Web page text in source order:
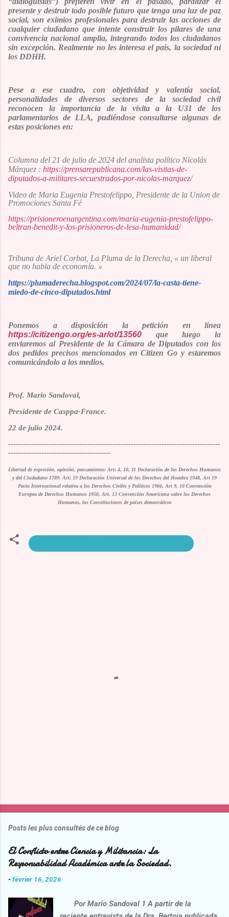
presente y destruir todo posible futuro que tenga una luz de paz
social, son eximios profesionales para destruir las acciones de
cualquier ciudadano que intente construir los pilares de una
convivencia nacional amplia, integrando todos los ciudadanos
sin excepción. Realmente no les interesa el país, la sociedad ni
los DDHH.
Pese a ese cuadro, con objetividad y valentía social,
personalidades de diversos sectores de la sociedad civil
reconocen la importancia de la visita a la U31 de los
parlamentarios de LLA, pudiéndose consultarse algunas de
estas posiciones en:
Columna del 21 de julio de 2024 del analista político Nicolás
Márquez : https://prensarepublicana.com/las-visitas-de-
diputados-a-militares-secuestrados-por-nicolas-marquez/
Video de Maria Eugenia Prestofelippo, Presidente de la Union de
Promociones Santa Fé
https://prisioneroenargentina.com/maria-eugenia-prestofelippo-
beltran-benedit-y-los-prisioneros-de-lesa-humanidad/
Tribuna de Ariel Corbat, La Pluma de la Derecha, « un liberal
que no habla de economía. »
https://plumaderecha.blogspot.com/2024/07/la-casta-tiene-
miedo-de-cinco-diputados.html
Ponemos a disposición la petición en línea
https://citizengo.org/es-ar/ot/13560
que luego la
enviaremos al Presidente de la Cámara de Diputados con los
dos pedidos precisos mencionados enCitizen Go y estaremos
comunicándolo a los medios.
Prof. Mario Sandoval,
Presidente de Casppa-France.
22 de julio 2024.
-----------------------------------------------------------------------------------
----------------------------------------
Libertad de expresión, opinión, pensamiento: Art: 4, 10, 11 Declaración de los Derechos Humanos
y del Ciudadano 1789. Art: 19 Declaración Universal de los Derechos del Hombre 1948, Art 19
Pacto Internacional relativa a los Derechos Civiles y Políticos 1966, Art 9, 10 Convención
Europea de Derechos Humanos 1950, Art. 13 Convención Americana sobre los Derechos
Humanos, las Constituciones de países democráticos
Posts les plus consultés de ce blog
El Conflicto entre Ciencia y Militancia: La
Responsabilidad Académica ante la Sociedad.
-février 16, 2026
Por Mario Sandoval 1 A partir de la